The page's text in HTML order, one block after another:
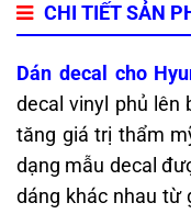
CHI TIẾT SẢN
Dán decal cho
decal vinyl phủ lên
tăng giá trị thẩm
dạng mẫu decal
dáng khác nhau từ